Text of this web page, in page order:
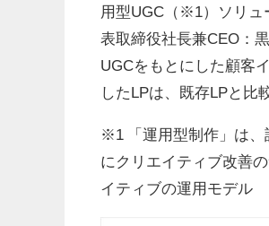
用型UGC（※1）ソリュ
表取締役社長兼CEO：
UGCをもとにした顧客
したLPは、既存LPと比
※1 「運用型制作」は、
にクリエイティブ改善
イティブの運用モデル